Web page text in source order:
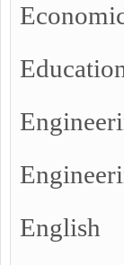
English